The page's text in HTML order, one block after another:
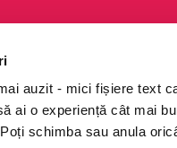
auzit - mici fișiere text
ai o experiență cât mai
schimba sau anula